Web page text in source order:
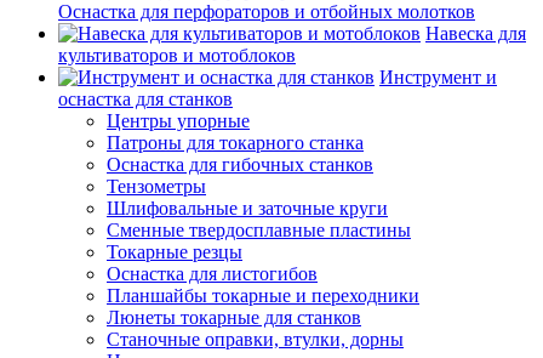
Оснастка для перфораторов и отбойных молотков
Навеска для
культиваторов и мотоблоков
Инструмент и
оснастка для станков
Центры упорные
Патроны для токарного станка
Оснастка для гибочных станков
Тензометры
Шлифовальные и заточные круги
Сменные твердосплавные пластины
Токарные резцы
Оснастка для листогибов
Планшайбы токарные и переходники
Люнеты токарные для станков
Станочные оправки, втулки, дорны